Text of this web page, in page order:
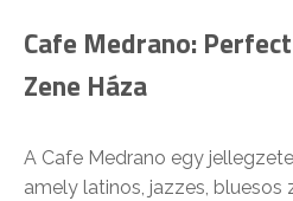
Cafe Medrano:
Zene Háza
A Cafe Medrano egy
amely latinos, jazzes, bluesos